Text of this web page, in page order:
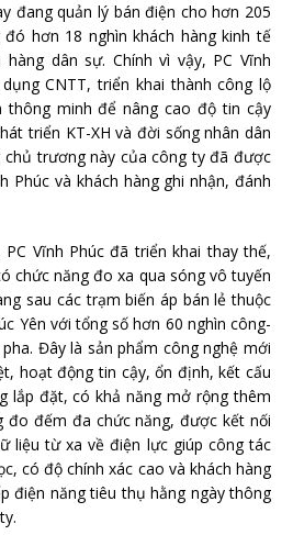
đang quản lý bán điện cho hơn 205
hơn 18 nghìn khách hàng kinh tế
dân sự. Chính vì vậy, PC Vĩnh
CNTT, triển khai thành công lộ
minh để nâng cao độ tin cậy
triển KT-XH và đời sống nhân dân
trương này của công ty đã được
Phúc và khách hàng ghi nhận, đánh
Vĩnh Phúc đã triển khai thay thế,
chức năng đo xa qua sóng vô tuyến
sau các trạm biến áp bán lẻ thuộc
Yên với tổng số hơn 60 nghìn công-
Đây là sản phẩm công nghệ mới
hoạt động tin cậy, ổn định, kết cấu
lắp đặt, có khả năng mở rộng thêm
đo đếm đa chức năng, được kết nối
liệu từ xa về điện lực giúp công tác
có độ chính xác cao và khách hàng
điện năng tiêu thụ hằng ngày thông